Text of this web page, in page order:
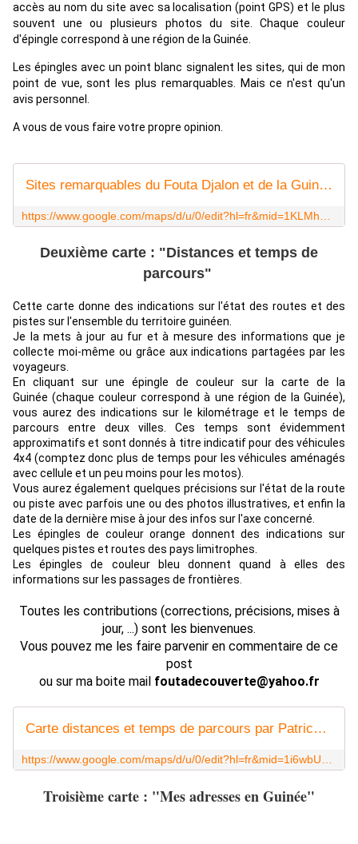
accès au nom du site avec sa localisation (point GPS) et le plus
souvent une ou plusieurs photos du site. Chaque couleur
d'épingle correspond à une région de la Guinée.
Les épingles avec un point blanc signalent les sites, qui de mon
point de vue, sont les plus remarquables. Mais ce n'est qu'un
avis personnel.
A vous de vous faire votre propre opinion.
Sites remarquables du Fouta Djalon et de la Guinée par Patrick Madelaine /Remarkable sites of Fouta Djalon and Guinea - Google My Maps
Deuxième carte : "Distances et temps de
parcours"
Cette carte donne des indications sur l'état des routes et des
pistes sur l'ensemble du territoire guinéen.
Je la mets à jour au fur et à mesure des informations que je
collecte moi-même ou grâce aux indications partagées par les
voyageurs.
En cliquant sur une épingle de couleur sur la carte de la
Guinée (chaque couleur correspond à une région de la Guinée),
vous aurez des indications sur le kilométrage et le temps de
parcours entre deux villes. Ces temps sont évidemment
approximatifs et sont donnés à titre indicatif pour des véhicules
4x4 (comptez donc plus de temps pour les véhicules aménagés
avec cellule et un peu moins pour les motos).
Vous aurez également quelques précisions sur l'état de la route
ou piste avec parfois une ou des photos illustratives, et enfin la
date de la dernière mise à jour des infos sur l'axe concerné.
Les épingles de couleur orange donnent des indications sur
quelques pistes et routes des pays limitrophes.
Les épingles de couleur bleu donnent quand à elles des
informations sur les passages de frontières.
Toutes les contributions (corrections, précisions, mises à
jour, ...) sont les bienvenues.
Vous pouvez me les faire parvenir en commentaire de ce
post
ou sur ma boite mail foutadecouverte@yahoo.fr
Carte distances et temps de parcours par Patrick Madelaine / Map of distances and travel times - Google My Maps
Troisième carte : "Mes adresses en Guinée"